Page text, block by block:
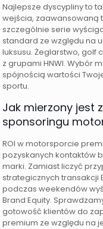
Najlepsze dyscypliny to
wejścia, zaawansowaną
szczególnie serie
standard ze względu na
luksusu. Żeglarstwo, golf
z grupami HNWI. Wybór
spójnością wartości
sportu.
Jak mierzony jest
sponsoringu
ROI w motorsporcie
pozyskanych kontaktów
marki. Zamiast liczyć
strategicznych transakcji
podczas weekendów
Brand Equity.
gotowość klientów do
premium ze względu na